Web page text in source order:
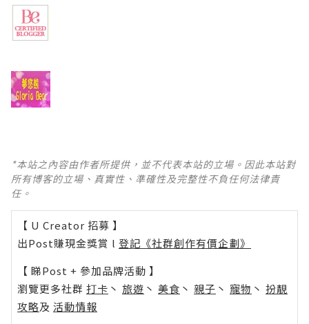
*本站之內容由作者所提供，並不代表本站的立場。因此本站對
所有博客的立場、真實性、準確性及完整性不負任何法律責
任。
【 U Creator 招募 】
出Post賺現金獎賞 l 登記《社群創作有價企劃》
【 睇Post + 參加品牌活動 】
瀏覽更多社群 打卡 丶 旅遊 丶 美食 丶 親子 丶 寵物 丶 扮靚
攻略及 活動情報